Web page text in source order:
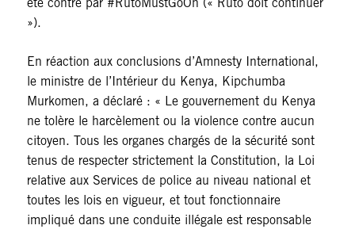
»).
En réaction aux conclusions d’Amnesty International,
le ministre de l’Intérieur du Kenya, Kipchumba
Murkomen, a déclaré : « Le gouvernement du Kenya
ne tolère le harcèlement ou la violence contre aucun
citoyen. Tous les organes chargés de la sécurité sont
tenus de respecter strictement la Constitution, la Loi
relative aux Services de police au niveau national et
toutes les lois en vigueur, et tout fonctionnaire
impliqué dans une conduite illégale est responsable